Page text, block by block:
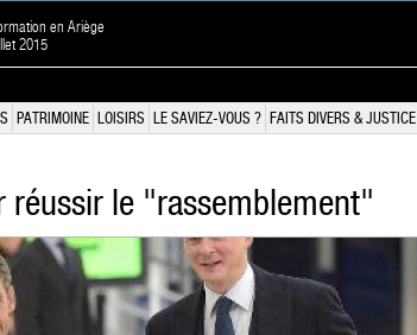
en Ariège
2015
PATRIMOINE LOISIRS LE SAVIEZ-VOUS ? FAITS DIVERS & JUSTICE
réussir le "rassemblement"